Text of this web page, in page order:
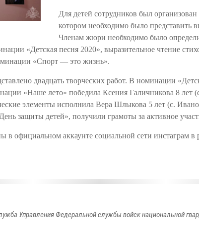
Для детей сотрудников был
котором необходимо было представить
Членам жюри необходимо было
«Детская песня 2020», выразительное чтение
«Спорт — это жизнь».
двадцать творческих работ. В номинации
«Наше лето» победила Ксения Галичникова 8
элементы исполнила Вера Шлыкова 5 лет (с.
защиты детей», получили грамоты за активное
в официальном аккаунте социальной сети инстаграм в
Управления Федеральной службы войск национальной